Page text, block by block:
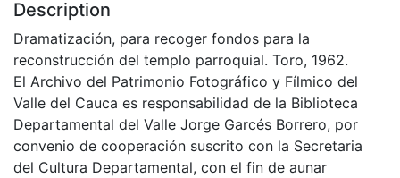
Description
Dramatización, para recoger fondos para la
reconstrucción del templo parroquial. Toro, 1962.
El Archivo del Patrimonio Fotográfico y Fílmico del
Valle del Cauca es responsabilidad de la Biblioteca
Departamental del Valle Jorge Garcés Borrero, por
convenio de cooperación suscrito con la Secretaria
del Cultura Departamental, con el fin de aunar